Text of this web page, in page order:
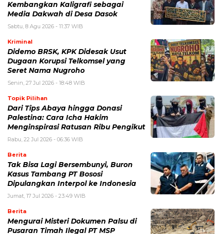
Kembangkan Kaligrafi sebagai
Media Dakwah di Desa Dasok
Sabtu, 8 Agu 2026 - 11:37 WIB
Kriminal
Didemo BRSK, KPK Didesak Usut
Dugaan Korupsi Telkomsel yang
Seret Nama Nugroho
Senin, 27 Jul 2026 - 18:48 WIB
Topik Pilihan
Dari Tips Abaya hingga Donasi
Palestina: Cara Icha Hakim
Menginspirasi Ratusan Ribu Pengikut
Rabu, 22 Jul 2026 - 06:36 WIB
Berita
Tak Bisa Lagi Bersembunyi, Buron
Kasus Tambang PT Bososi
Dipulangkan Interpol ke Indonesia
Jumat, 17 Jul 2026 - 23:49 WIB
Berita
Mengurai Misteri Dokumen Palsu di
Pusaran Timah Ilegal PT MSP